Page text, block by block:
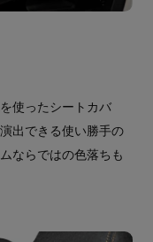
使ったシートカバ
出できる使い勝手の
ならではの色落ちも